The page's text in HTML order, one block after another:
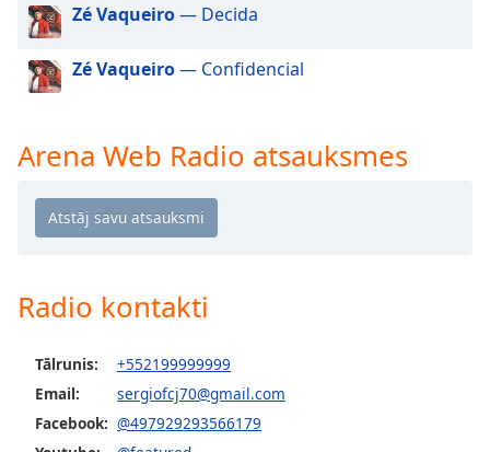
Escape
cancel
and
the
window.
Color
Opacity
Background
Color
Zé Vaqueiro— Decida
Zé Vaqueiro— Confidencial
Arena Web Radio atsauksmes
Radio kontakti
Tālrunis:
+552199999999
Email:
sergiofcj70@gmail.com
Facebook: @497929293566179